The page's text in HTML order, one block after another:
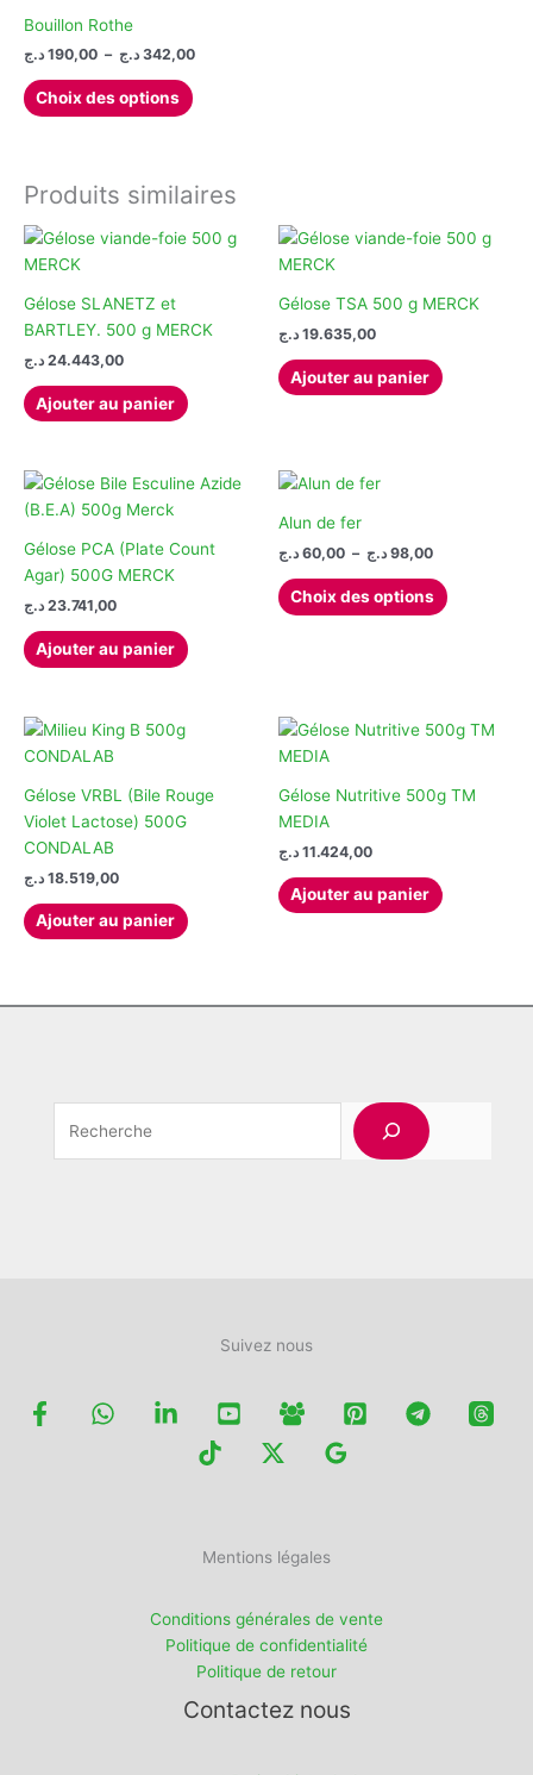
Bouillon Rothe
190,00 د.ج – 342,00 د.ج
Plage
Choix des options
produit
variations.
options
choisies
Produits similaires
Gélose SLANETZ et
BARTLEY. 500 g MERCK
24.443,00 د.ج
Ajouter au panier
Gélose TSA 500 g MERCK
19.635,00 د.ج
Ajouter au panier
Gélose PCA (Plate Count
Agar) 500G MERCK
23.741,00 د.ج
Ajouter au panier
Alun de fer
60,00 د.ج – 98,00 د.ج
Plage
prix :
60,00 د.ج
Choix des options
produit
options
être
Gélose VRBL (Bile Rouge
Violet Lactose) 500G
CONDALAB
18.519,00 د.ج
Ajouter au panier
Gélose Nutritive 500g TM
MEDIA
11.424,00 د.ج
Ajouter au panier
Rechercher
Suivez nous
Mentions légales
Conditions générales de vente
Politique de confidentialité
Politique de retour
Contactez nous